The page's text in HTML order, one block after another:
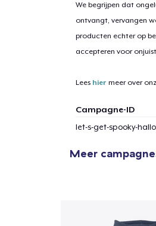
We begrijpen dat
ontvangt, vervangen
producten echter op
accepteren voor
Lees hier meer over
Campagne-ID
let-s-get-spooky-
Meer